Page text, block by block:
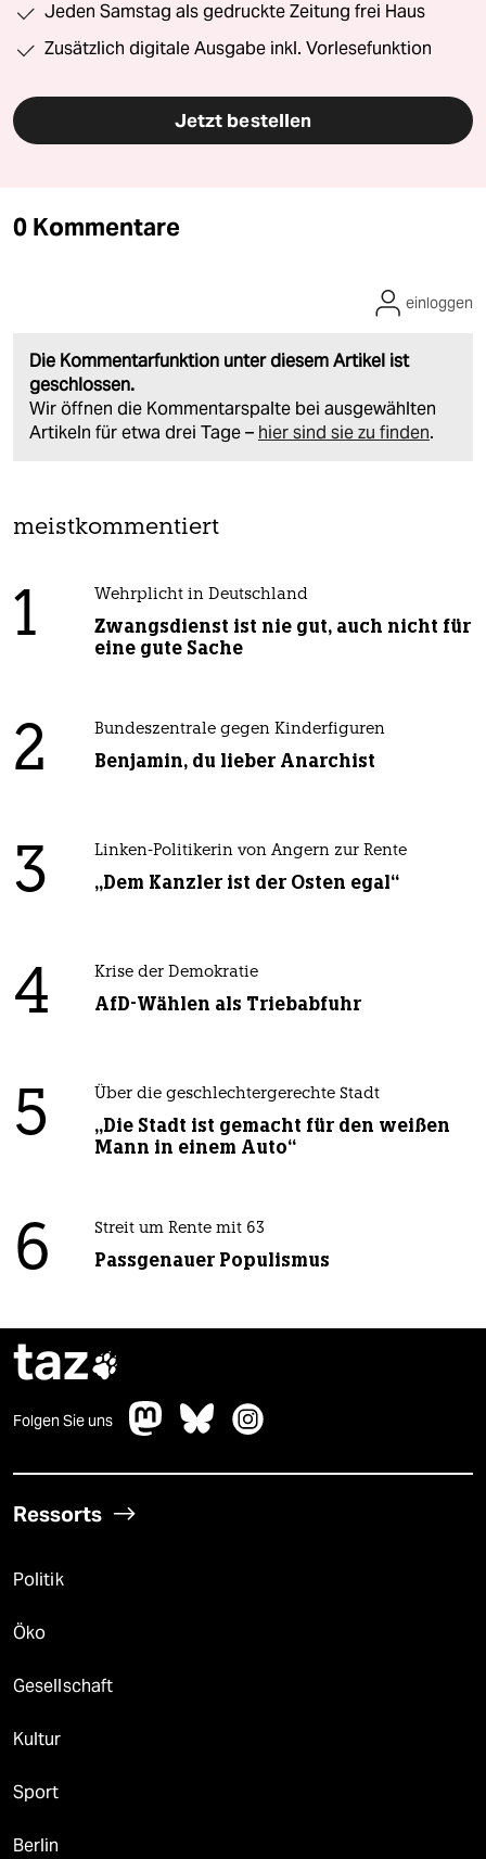
Jeden Samstag als gedruckte Zeitung frei Haus
Zusätzlich digitale Ausgabe inkl. Vorlesefunktion
Jetzt bestellen
0 Kommentare
Die Kommentarfunktion unter diesem Artikel ist
geschlossen.
Wir öffnen die Kommentarspalte bei ausgewählten
Artikeln für etwa drei Tage – hier sind sie zu finden.
einloggen
meistkommentiert
1 Wehrplicht in Deutschland
Zwangsdienst ist nie gut, auch nicht für
eine gute Sache
2 Bundeszentrale gegen Kinderfiguren
Benjamin, du lieber Anarchist
3 Linken-Politikerin von Angern zur Rente
„Dem Kanzler ist der Osten egal“
4 Krise der Demokratie
AfD-Wählen als Triebabfuhr
5 Über die geschlechtergerechte Stadt
„Die Stadt ist gemacht für den weißen
Mann in einem Auto“
6 Streit um Rente mit 63
Passgenauer Populismus
taz
Folgen Sie uns
Ressorts
Politik
Öko
Gesellschaft
Kultur
Sport
Berlin